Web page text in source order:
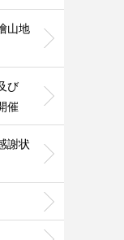
山地
び
催
謝状